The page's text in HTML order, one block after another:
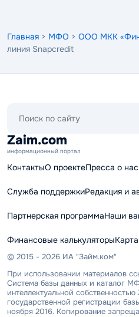
Главная > МФО > ООО МКК
линия Snapcredit
сайту
Zaim.com
информационный портал
КонтактыО проектеПресса о нас
Служба поддержкиРедакция и
Партнерская программаНаши
Финансовые калькуляторы
© 2015 - 2026 ИА "Займ.ком"
При использовании материалов
Система базы данных и каталог
интеллектуальной
государственной регистрации
ноября 2016. Копирование